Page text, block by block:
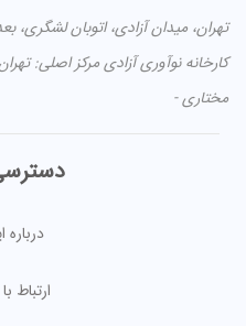
کارخانه نوآوری آزادی مرکز اصلی:
مختاری -
درباره
ارتباط